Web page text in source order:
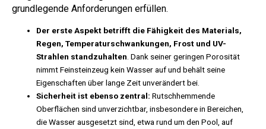
grundlegende Anforderungen erfüllen.
Der erste Aspekt betrifft die Fähigkeit des Materials,
Regen, Temperaturschwankungen, Frost und UV-
Strahlen standzuhalten . Dank seiner geringen Porosität
nimmt Feinsteinzeug kein Wasser auf und behält seine
Eigenschaften über lange Zeit unverändert bei.
Sicherheit ist ebenso zentral:Rutschhemmende
Oberflächen sind unverzichtbar, insbesondere in Bereichen,
die Wasser ausgesetzt sind, etwa rund um den Pool, auf